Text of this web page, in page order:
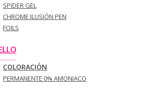
SPIDER GEL
CHROME ILUSIÓN PEN
FOILS
COLORACIÓN
PERMANENTE 0% AMONIACO